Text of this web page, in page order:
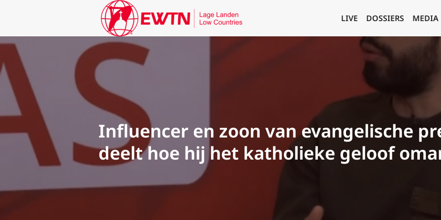
LIVE DOSSIERS MEDIA
Influencer en zoon van evangelische
deelt hoe hij het katholieke geloof